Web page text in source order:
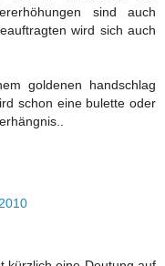
sind auch
wird sich auch
goldenen handschlag
schon eine bulette oder